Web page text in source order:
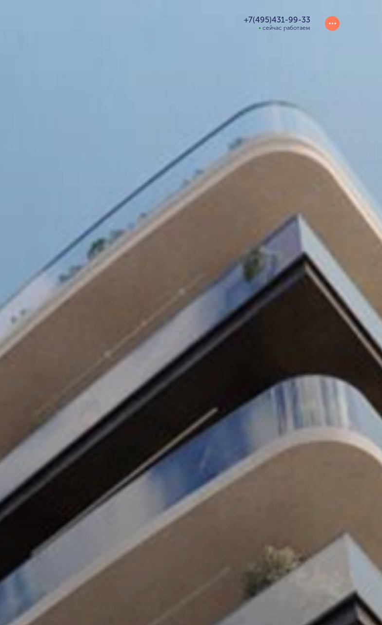
+7(495)431-99-33
сейчас работаем